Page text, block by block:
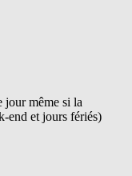
jour même si la
end et jours fériés)